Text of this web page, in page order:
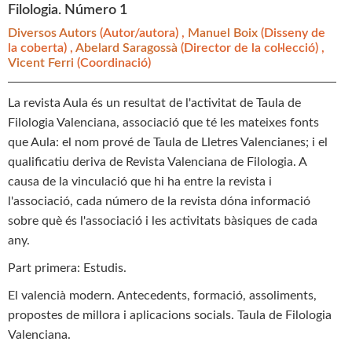
Filologia. Número 1
Diversos Autors (Autor/autora) , Manuel Boix (Disseny de
la coberta) , Abelard Saragossà (Director de la col·lecció) ,
Vicent Ferri (Coordinació)
La revista Aula és un resultat de l'activitat de Taula de
Filologia Valenciana, associació que té les mateixes fonts
que Aula: el nom prové de Taula de Lletres Valencianes; i el
qualificatiu deriva de Revista Valenciana de Filologia. A
causa de la vinculació que hi ha entre la revista i
l'associació, cada número de la revista dóna informació
sobre què és l'associació i les activitats bàsiques de cada
any.
Part primera: Estudis.
El valencià modern. Antecedents, formació, assoliments,
propostes de millora i aplicacions socials. Taula de Filologia
Valenciana.